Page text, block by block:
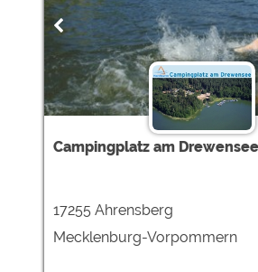
Region + Wintercamping +
Mobilheimstellplätze +
Ferienwohnungen + Nordrhein-
Hamburg +
Campingplatz am Drewensee
17255 Ahrensberg
Mecklenburg-Vorpommern